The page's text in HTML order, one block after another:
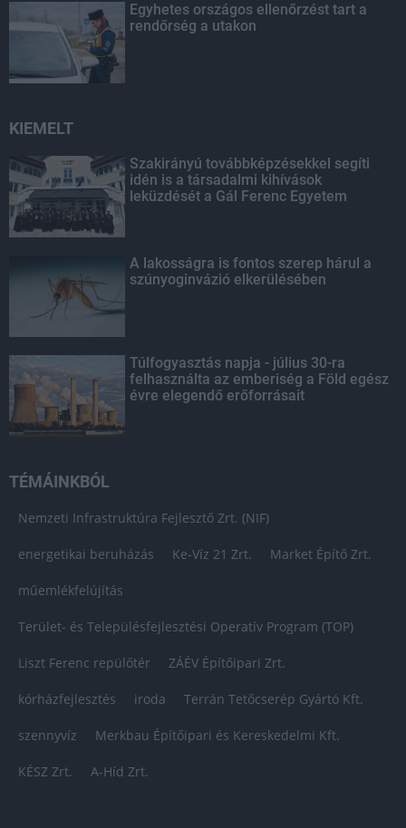
Egyhetes országos ellenőrzést tart a
rendőrség a utakon
KIEMELT
Szakirányú továbbképzésekkel segíti
idén is a társadalmi kihívások
leküzdését a Gál Ferenc Egyetem
A lakosságra is fontos szerep hárul a
szúnyoginvázió elkerülésében
Túlfogyasztás napja - július 30-ra
felhasználta az emberiség a Föld egész
évre elegendő erőforrásait
TÉMÁINKBÓL
Nemzeti Infrastruktúra Fejlesztő Zrt. (NIF)
energetikai beruházás Ke-Víz 21 Zrt. Market Építő Zrt.
műemlékfelújítás
Terület- és Településfejlesztési Operatív Program (TOP)
Liszt Ferenc repülőtér ZÁÉV Építőipari Zrt.
kórházfejlesztés iroda Terrán Tetőcserép Gyártó Kft.
szennyvíz Merkbau Építőipari és Kereskedelmi Kft.
KÉSZ Zrt. A-Híd Zrt.